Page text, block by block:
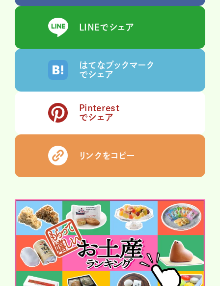
LINEでシェア
はてなブックマーク
でシェア
Pinterest
でシェア
リンクをコピー